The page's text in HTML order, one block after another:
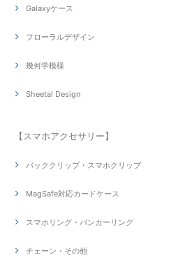
Galaxyケース
フローラルデザイン
幾何学模様
Sheetal Design
【スマホアクセサリー】
バッククリップ・スマホクリップ
MagSafe対応カードケース
スマホリング・バンカーリング
チェーン・その他